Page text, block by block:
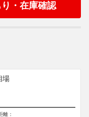
り・在庫確認
場
離：